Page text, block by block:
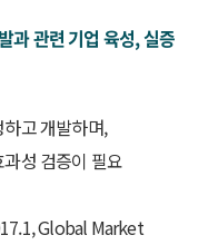
과 관련 기업 육성, 실증
고 개발하며,
성 검증이 필요
Global Market